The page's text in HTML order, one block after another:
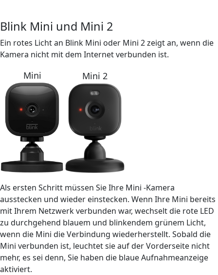
Blink Mini und Mini 2
Ein rotes Licht an Blink Mini oder Mini 2 zeigt an, wenn die
Kamera nicht mit dem Internet verbunden ist.
Mini Mini 2
Als ersten Schritt müssen Sie Ihre Mini -Kamera
ausstecken und wieder einstecken. Wenn Ihre Mini bereits
mit Ihrem Netzwerk verbunden war, wechselt die rote LED
zu durchgehend blauem und blinkendem grünem Licht,
wenn die Mini die Verbindung wiederherstellt. Sobald die
Mini verbunden ist, leuchtet sie auf der Vorderseite nicht
mehr, es sei denn, Sie haben die blaue Aufnahmeanzeige
aktiviert.